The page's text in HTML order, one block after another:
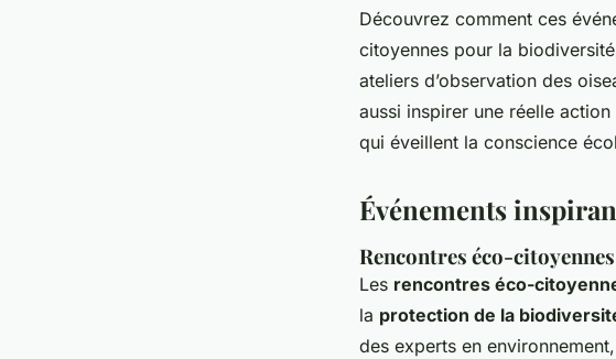
Découvrez les
en nature et
Découvrez comment ces
citoyennes pour la
ateliers d’observation des
aussi inspirer une réelle
qui éveillent la conscience
Événements
Rencontres éco-
Les rencontres éco-
la protection de la
des experts en